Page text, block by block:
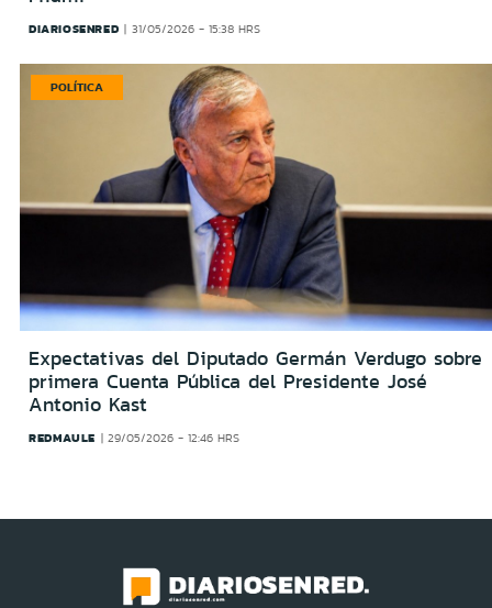
DIARIOSENRED 31/05/2026 - 15:38 HRS
POLÍTICA
Expectativas del Diputado Germán Verdugo sobre
primera Cuenta Pública del Presidente José
Antonio Kast
REDMAULE 29/05/2026 - 12:46 HRS